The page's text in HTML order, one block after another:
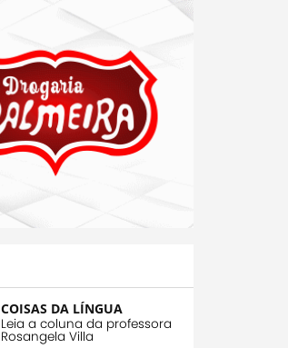
COISAS DA LÍNGUA
Leia a coluna da professora
Rosangela Villa